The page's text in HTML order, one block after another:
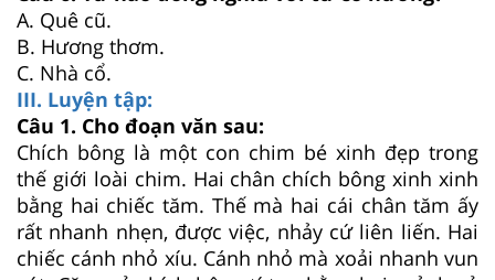
A. Quê cũ.
B. Hương thơm.
C. Nhà cổ.
III. Luyện tập:
Câu 1. Cho đoạn văn sau:
Chích bông là một con chim bé xinh đẹp trong
thế giới loài chim. Hai chân chích bông xinh xinh
bằng hai chiếc tăm. Thế mà hai cái chân tăm ấy
rất nhanh nhẹn, được việc, nhảy cứ liên liến. Hai
chiếc cánh nhỏ xíu. Cánh nhỏ mà xoải nhanh vun